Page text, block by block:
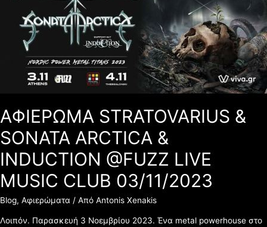
ΑΦΙΕΡΩΜΑ STRATOVARIUS &
SONATA ARCTICA &
INDUCTION @FUZZ LIVE
MUSIC CLUB 03/11/2023
Blog, Αφιερώματα / Από Antonis Xenakis
Λοιπόν. Παρασκευή 3 Νοεμβρίου 2023. Ένα metal powerhouse στο
INDUCTION
03/11/2023